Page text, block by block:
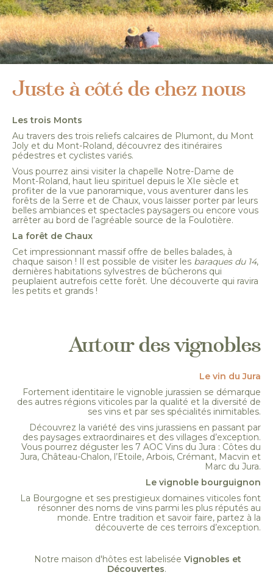
Juste à côté de chez nous
Les trois Monts
Au travers des trois reliefs calcaires de Plumont, du Mont
Joly et du Mont-Roland, découvrez des itinéraires
pédestres et cyclistes variés.
Vous pourrez ainsi visiter la chapelle Notre-Dame de
Mont-Roland, haut lieu spirituel depuis le XIe siècle et
profiter de la vue panoramique, vous aventurer dans les
forêts de la Serre et de Chaux, vous laisser porter par leurs
belles ambiances et spectacles paysagers ou encore vous
arrêter au bord de l’agréable source de la Foulotière.
La forêt de Chaux
Cet impressionnant massif offre de belles balades, à
chaque saison ! Il est possible de visiter les baraques du 14,
dernières habitations sylvestres de bûcherons qui
peuplaient autrefois cette forêt. Une découverte qui ravira
les petits et grands !
Autour des vignobles
Le vin du Jura
Fortement identitaire le vignoble jurassien se démarque
des autres régions viticoles par la qualité et la diversité de
ses vins et par ses spécialités inimitables.
Découvrez la variété des vins jurassiens en passant par
des paysages extraordinaires et des villages d’exception.
Vous pourrez déguster les 7 AOC Vins du Jura : Côtes du
Jura, Château-Chalon, l’Etoile, Arbois, Crémant, Macvin et
Marc du Jura.
Le vignoble bourguignon
La Bourgogne et ses prestigieux domaines viticoles font
résonner des noms de vins parmi les plus réputés au
monde. Entre tradition et savoir faire, partez à la
découverte de ces terroirs d’exception.
Notre maison d'hôtes est labelisée Vignobles et
Découvertes.